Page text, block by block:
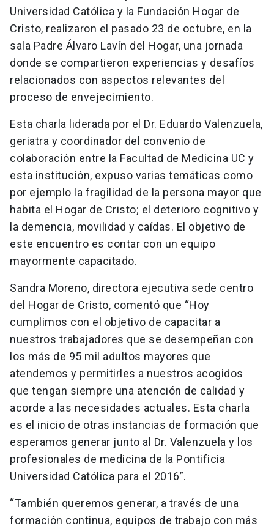
Universidad Católica y la Fundación Hogar de
Cristo, realizaron el pasado 23 de octubre, en la
sala Padre Álvaro Lavín del Hogar, una jornada
donde se compartieron experiencias y desafíos
relacionados con aspectos relevantes del
proceso de envejecimiento.
Esta charla liderada por el Dr. Eduardo Valenzuela,
geriatra y coordinador del convenio de
colaboración entre la Facultad de Medicina UC y
esta institución, expuso varias temáticas como
por ejemplo la fragilidad de la persona mayor que
habita el Hogar de Cristo; el deterioro cognitivo y
la demencia, movilidad y caídas. El objetivo de
este encuentro es contar con un equipo
mayormente capacitado.
Sandra Moreno, directora ejecutiva sede centro
del Hogar de Cristo, comentó que “Hoy
cumplimos con el objetivo de capacitar a
nuestros trabajadores que se desempeñan con
los más de 95 mil adultos mayores que
atendemos y permitirles a nuestros acogidos
que tengan siempre una atención de calidad y
acorde a las necesidades actuales. Esta charla
es el inicio de otras instancias de formación que
esperamos generar junto al Dr. Valenzuela y los
profesionales de medicina de la Pontificia
Universidad Católica para el 2016”.
“También queremos generar, a través de una
formación continua, equipos de trabajo con más